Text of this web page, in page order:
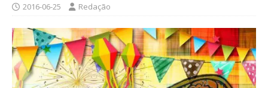
2016-06-25 Redação